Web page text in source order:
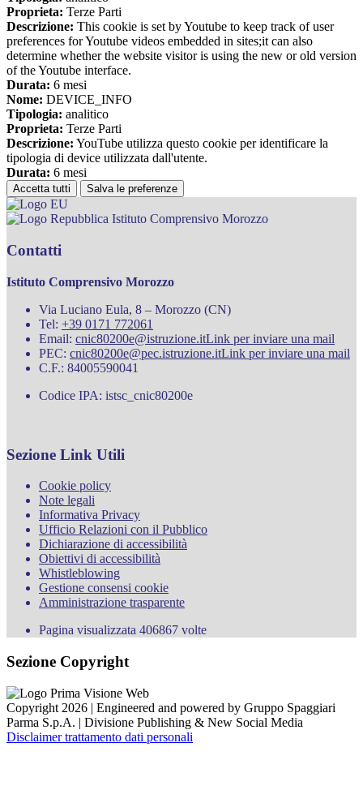
Proprieta: Terze Parti
Descrizione: This cookie is set by Youtube to keep track of user
preferences for Youtube videos embedded in sites;it can also
determine whether the website visitor is using the new or old version
of the Youtube interface.
Durata: 6 mesi
Nome: DEVICE_INFO
Tipologia: analitico
Proprieta: Terze Parti
Descrizione: YouTube utilizza questo cookie per identificare la
tipologia di device utilizzata dall'utente.
Durata: 6 mesi
Accetta tutti Salva le preferenze
Istituto Comprensivo Morozzo
Contatti
Istituto Comprensivo Morozzo
Via Luciano Eula, 8 – Morozzo (CN)
Tel: +39 0171 772061
Email: cnic80200e@istruzione.itLink per inviare una mail
PEC: cnic80200e@pec.istruzione.itLink per inviare una mail
C.F.: 84005590041
Codice IPA: istsc_cnic80200e
Sezione Link Utili
Cookie policy
Note legali
Informativa Privacy
Ufficio Relazioni con il Pubblico
Dichiarazione di accessibilità
Obiettivi di accessibilità
Whistleblowing
Gestione consensi cookie
Amministrazione trasparente
Pagina visualizzata 406867 volte
Sezione Copyright
Copyright 2026 | Engineered and powered by Gruppo Spaggiari
Parma S.p.A. | Divisione Publishing & New Social Media
Disclaimer trattamento dati personali